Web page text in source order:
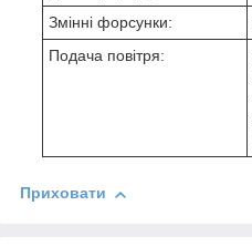
Змінні форсунки:
Подача повітря:
Приховати